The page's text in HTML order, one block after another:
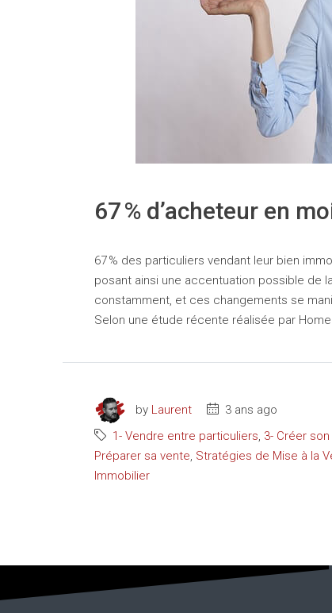
67 % d’acheteur en
67 % des particuliers vendant leur bien
posant ainsi une accentuation possible de
constamment, et ces changements se
Selon une étude récente réalisée par
by Laurent
3 ans ago
1- Vendre entre particuliers, 3- Créer
Préparer sa vente, Stratégies de Mise à la
Immobilier